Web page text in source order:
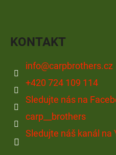
KONTAKT
info@carpbrothers.cz
+420 724 109 114
Sledujte nás na
carp__brothers
Sledujte náš kanál na